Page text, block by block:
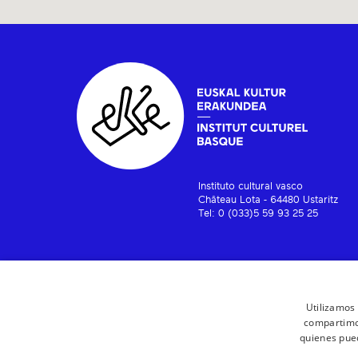
Instituto cultural vasco
Château Lota - 64480 Ustaritz
Tel: 0 (033)5 59 93 25 25
quienes